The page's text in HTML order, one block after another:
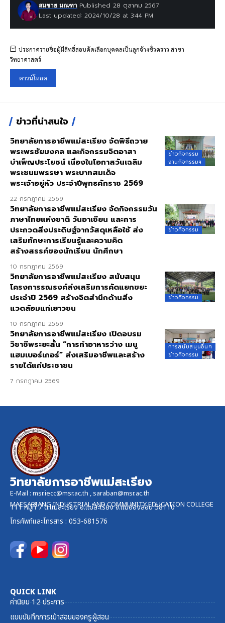
Last updated: 2024/10/28 at 3:44 PM
สมชาย มณฑา Published 28 ตุลาคม 2567
ประกาศรายชื่อผู้มีสิทธิ์สอบคัดเลือกบุคคลเป็นลูกจ้างชั่วคราว สาขา
วิทยาศาสตร์
ดาวน์โหลด
ข่าวที่น่าสนใจ
ข่าวกิจกรรม
งานกิจกรรมฯ
วิทยาลัยการอาชีพแม่สะเรียง จัดพิธีถวาย
พระพรชัยมงคล และกิจกรรมจิตอาสา
บำเพ็ญประโยชน์ เนื่องในโอกาสวันเฉลิม
พระชนมพรรษา พระบาทสมเด็จ
พระเจ้าอยู่หัว ประจำปีพุทธศักราช 2569
22 กรกฎาคม 2569
ข่าวกิจกรรม
วิทยาลัยการอาชีพแม่สะเรียง จัดกิจกรรมวัน
ภาษาไทยแห่งชาติ วันอาเซียน และการ
ประกวดสิ่งประดิษฐ์จากวัสดุเหลือใช้ ส่ง
เสริมทักษะการเรียนรู้และความคิด
สร้างสรรค์ของนักเรียน นักศึกษา
10 กรกฎาคม 2569
ข่าวกิจกรรม
วิทยาลัยการอาชีพแม่สะเรียง สนับสนุน
โครงการรณรงค์ส่งเสริมการคัดแยกขยะ
ประจำปี 2569 สร้างจิตสำนึกด้านสิ่ง
แวดล้อมแก่เยาวชน
10 กรกฎาคม 2569
การสนับสนุนอื่นๆ
ข่าวกิจกรรม
วิทยาลัยการอาชีพแม่สะเรียง เปิดอบรม
วิชาชีพระยะสั้น “การทำอาหารว่าง เมนู
แฮมเบอร์เกอร์” ส่งเสริมอาชีพและสร้าง
รายได้แก่ประชาชน
7 กรกฎาคม 2569
วิทยาลัยการอาชีพแม่สะเรียง
E-Mail : msr.iecc@msr.ac.th ,saraban@msr.ac.th
MAESARIANG INDUSTRIAL AND COMMUNITY EDUCATION COLLEGE
111 หมู่ที่ 7 ต.แม่สะเรียง อ.แม่สะเรียง จ.แม่ฮ่องสอน 58110
โทรศัพท์และโทรสาร : 053-681576
QUICK LINK
ค่านิยม 12 ประการ
แบบบันทึกการเข้าสอนของครูผู้สอน